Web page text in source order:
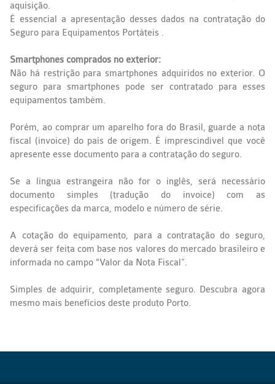
aquisição.
É essencial a apresentação desses dados na contratação do
Seguro para Equipamentos Portáteis .
Smartphones comprados no exterior:
Não há restrição para smartphones adquiridos no exterior. O
seguro para smartphones pode ser contratado para esses
equipamentos também.
Porém, ao comprar um aparelho fora do Brasil, guarde a nota
fiscal (invoice) do país de origem. É imprescindível que você
apresente esse documento para a contratação do seguro.
Se a língua estrangeira não for o inglês, será necessário
documento simples (tradução do invoice) com as
especificações da marca, modelo e número de série.
A cotação do equipamento, para a contratação do seguro,
deverá ser feita com base nos valores do mercado brasileiro e
informada no campo "Valor da Nota Fiscal”.
Simples de adquirir, completamente seguro. Descubra agora
mesmo mais benefícios deste produto Porto.